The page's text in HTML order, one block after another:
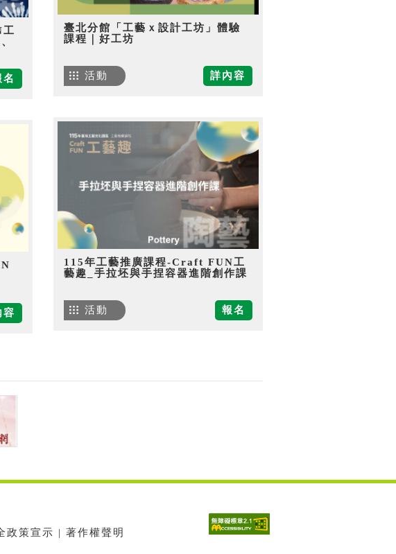
名
臺北分館「工藝ｘ設計工坊」體驗
課程｜好工坊
詳內容
活動
115年工藝推廣課程-Craft FUN工
藝趣_手拉坯與手捏容器進階創作課
報名
活動
容
策宣示 | 著作權聲明